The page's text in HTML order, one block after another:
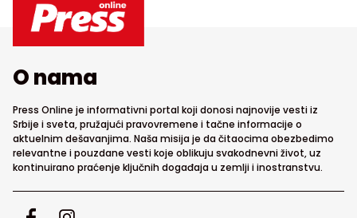
O nama
Press Online je informativni portal koji donosi najnovije vesti iz
Srbije i sveta, pružajući pravovremene i tačne informacije o
aktuelnim dešavanjima. Naša misija je da čitaocima obezbedimo
relevantne i pouzdane vesti koje oblikuju svakodnevni život, uz
kontinuirano praćenje ključnih događaja u zemlji i inostranstvu.